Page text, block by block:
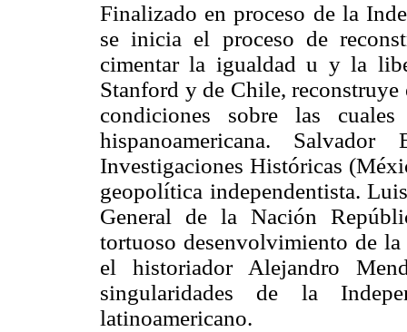
Finalizado en proceso de la
se inicia el proceso de
cimentar la igualdad u y la
Stanford y de Chile,
condiciones sobre las
hispanoamericana.
Investigaciones Históricas
geopolítica independentista.
General de la Nación
tortuoso desenvolvimiento de
el historiador Alejandro
singularidades de la
latinoamericano.